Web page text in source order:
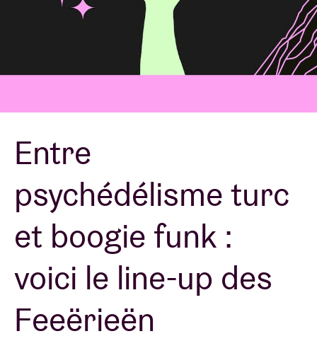
Location de salles
BRDCST
ABtv
Chèque-concert
À propos de l'AB
Contact
Entre
psychédélisme turc
et boogie funk :
voici le line-up des
Feeërieën